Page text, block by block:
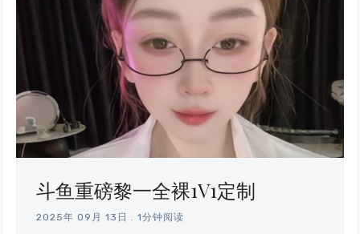
斗鱼重磅黎一全裸1V1定制
2025年 09月 13日 1分钟阅读